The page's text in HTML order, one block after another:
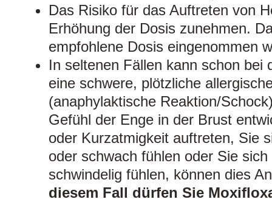
Das Risiko für das Auftreten von
Erhöhung der Dosis zunehmen.
empfohlene Dosis eingenommen
In seltenen Fällen kann schon bei
eine schwere, plötzliche
(anaphylaktische Reaktion/
Gefühl der Enge in der Brust
oder Kurzatmigkeit auftreten, Sie
oder schwach fühlen oder Sie
schwindelig fühlen, können dies
diesem Fall dürfen Sie